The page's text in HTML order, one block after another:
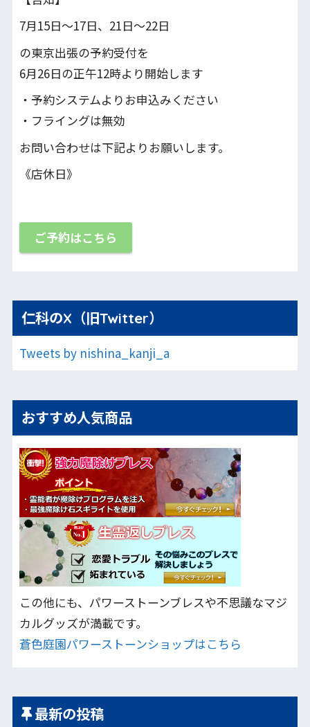
7月15日〜17日、21日～22日
の東京出張の予約受付を
6月26日の正午12時より開始します
・予約システムよりお申込みください
・フライングは無効
お問い合わせは下記よりお願いします。
《店休日》
ご予約はこちら
仁科のX（旧Twitter）
Tweets by nishina_kanji_a
おすすめ人気商品
この他にも、パワーストーンブレスや不思議なマジ
カルグッズが満載です。
蒼色庭園パワーストーンショップはこちら
最新の投稿